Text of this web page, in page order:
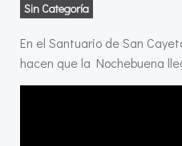
Sin Categoría
En el Santuario de San
hacen que la Nochebuena